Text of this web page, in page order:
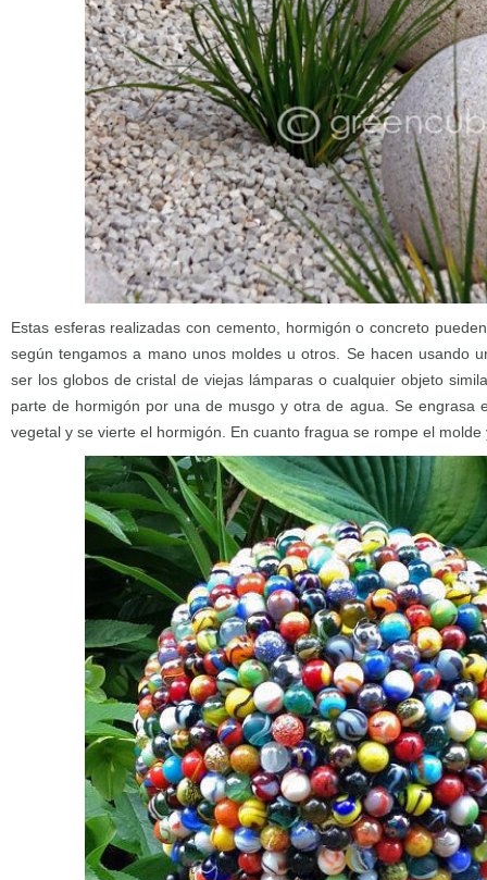
Estas esferas realizadas con cemento, hormigón o concreto
según tengamos a mano unos moldes u otros. Se hacen usando
ser los globos de cristal de viejas lámparas o cualquier objeto
parte de hormigón por una de musgo y otra de agua. Se engrasa
vegetal y se vierte el hormigón. En cuanto fragua se rompe el molde